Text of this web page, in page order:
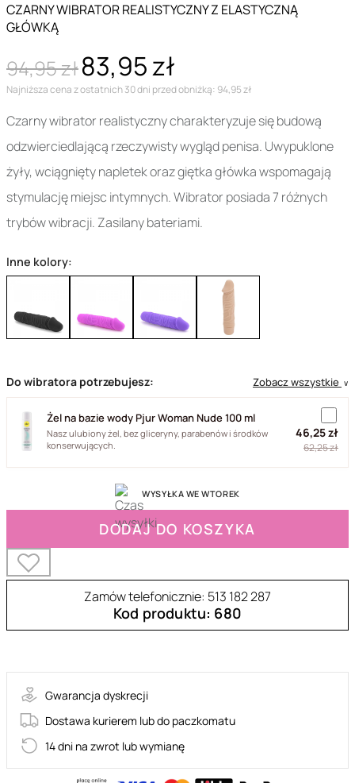
CZARNY WIBRATOR REALISTYCZNY Z ELASTYCZNĄ
GŁÓWKĄ
94,95 zł83,95 zł
Najniższa cena z ostatnich 30 dni przed obniżką: 94,95 zł
Czarny wibrator realistyczny charakteryzuje się budową
odzwierciedlającą rzeczywisty wygląd penisa. Uwypuklone
żyły, wciągnięty napletek oraz giętka główka wspomagają
stymulację miejsc intymnych. Wibrator posiada 7 różnych
trybów wibracji. Zasilany bateriami.
Inne kolory:
Do wibratora potrzebujesz: Zobacz wszystkie ∨
Żel na bazie wody Pjur Woman Nude 100 ml
Nasz ulubiony żel, bez gliceryny, parabenów i środków
konserwujących.
46,25 zł
62,25 zł
WYSYŁKA WE WTOREK
DODAJ DO KOSZYKA
Zamów telefonicznie: 513 182 287
Kod produktu: 680
Gwarancja dyskrecji
Dostawa kurierem lub do paczkomatu
14 dni na zwrot lub wymianę